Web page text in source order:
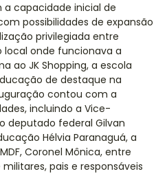
capacidade inicial de
possibilidades de expansão
privilegiada entre
local onde funcionava a
ao JK Shopping, a escola
de destaque na
contou com a
incluindo a Vice-
deputado federal Gilvan
Hélvia Paranaguá, a
Coronel Mônica, entre
pais e responsáveis